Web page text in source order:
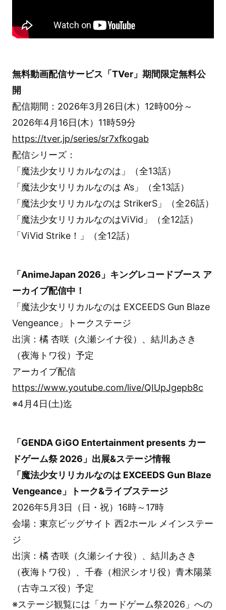
無料動画配信サービス「TVer」期間限定無料公
開
配信期間：2026年3月26日(木）12時00分～
2026年4月16日(木）11時59分
https://tver.jp/series/sr7xfkogab
配信シリーズ：
「魔法少女リリカルなのは」（全13話）
「魔法少女リリカルなのは A’s」（全13話）
「魔法少女リリカルなのは StrikerS」（全26話）
「魔法少女リリカルなのはViVid」（全12話）
「ViVid Strike！」（全12話）
「AnimeJapan 2026」キングレコードブース ア
ーカイブ配信中！
「魔法少女リリカルなのは EXCEEDS Gun Blaze
Vengeance」トークステージ
出演：橘 杏咲（久瀬シイナ役）、結川あさき
（夜海トワ役）予定
アーカイブ配信
https://www.youtube.com/live/QIUpJgepb8c
※4月4日(土)迄
「GENDA GiGO Entertainment presents カー
ドゲーム祭 2026」出展&ステージ情報
「魔法少女リリカルなのは EXCEEDS Gun Blaze
Vengeance」トーク&ライブステージ
2026年5月3日（日・祝）16時～17時
会場：東京ビッグサイト 西2ホール メインステー
ジ
出演：橘 杏咲（久瀬シイナ役）、結川あさき
（夜海トワ役）、千春（相沢シオリ役）青木陽菜
（古寺ユズ役）予定
※ステージ観覧には「カードゲーム祭2026」への